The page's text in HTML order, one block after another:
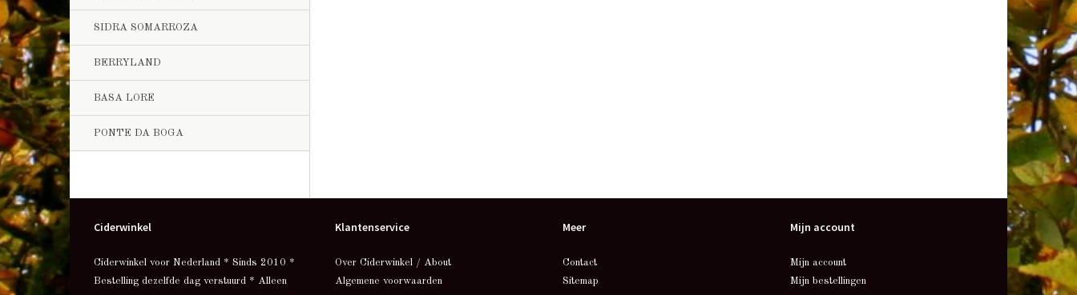
SIDRA SOMARROZA
BERRYLAND
BASA LORE
PONTE DA BOGA
Ciderwinkel
Ciderwinkel voor Nederland * Sinds 2010 *
Bestelling dezelfde dag verstuurd * Alleen
Klantenservice
Over Ciderwinkel / About
Algemene voorwaarden
Meer
Contact
Sitemap
Mijn account
Mijn account
Mijn bestellingen